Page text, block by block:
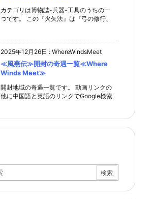
カテゴリは博物誌-兵器-工具のうちの一
つです。 この『火矢法』は『弓の修行、
2025年12月26日 : WhereWindsMeet
≪風燕伝≫開封の奇遇一覧≪Where
Winds Meet≫
開封地域の奇遇一覧です。 動画リンクの
他に中国語と英語のリンクでGoogle検索